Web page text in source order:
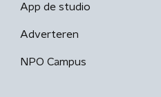
App de studio
Adverteren
NPO Campus